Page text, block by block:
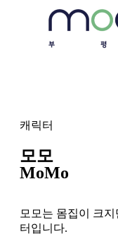
캐릭터
모모
MoMo
모모는 몸집이 크
터입니다.